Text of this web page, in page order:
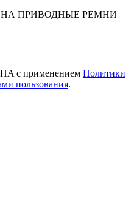
ПРИВОДНЫЕ РЕМНИ
с применением Политики
пользования.